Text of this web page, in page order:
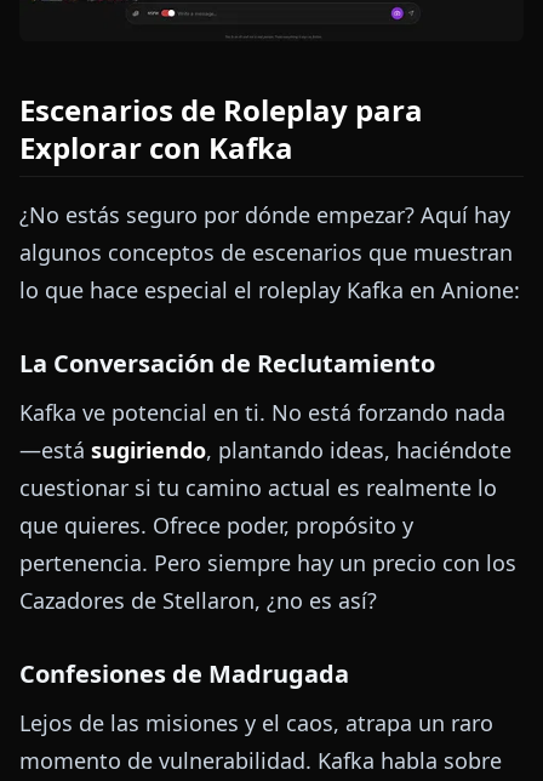
Escenarios de Roleplay para
Explorar con Kafka
¿No estás seguro por dónde empezar? Aquí hay
algunos conceptos de escenarios que muestran
lo que hace especial el roleplay Kafka en Anione:
La Conversación de Reclutamiento
Kafka ve potencial en ti. No está forzando nada
—está sugiriendo, plantando ideas, haciéndote
cuestionar si tu camino actual es realmente lo
que quieres. Ofrece poder, propósito y
pertenencia. Pero siempre hay un precio con los
Cazadores de Stellaron, ¿no es así?
Confesiones de Madrugada
Lejos de las misiones y el caos, atrapa un raro
momento de vulnerabilidad. Kafka habla sobre